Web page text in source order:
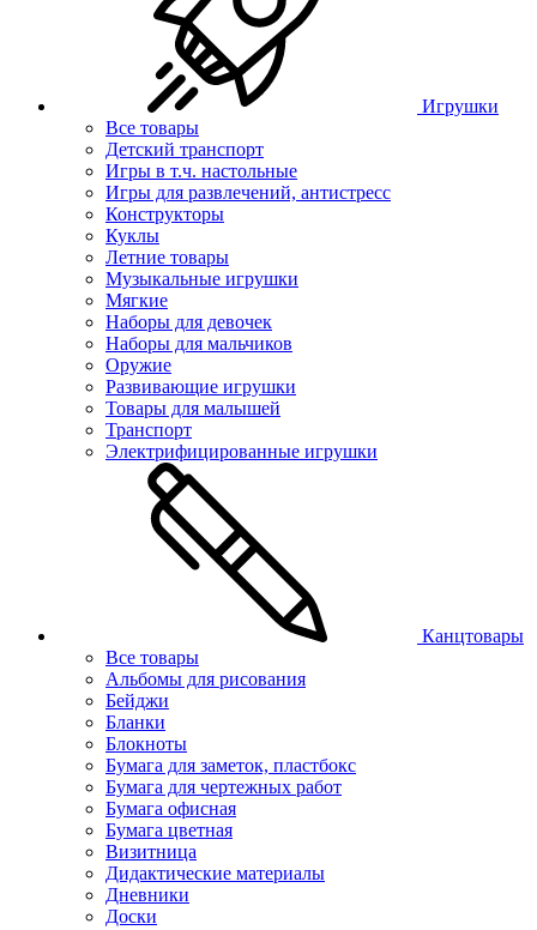
Игрушки
Все товары
Детский транспорт
Игры в т.ч. настольные
Игры для развлечений, антистресс
Конструкторы
Куклы
Летние товары
Музыкальные игрушки
Мягкие
Наборы для девочек
Наборы для мальчиков
Оружие
Развивающие игрушки
Товары для малышей
Транспорт
Электрифицированные игрушки
Канцтовары
Все товары
Альбомы для рисования
Бейджи
Бланки
Блокноты
Бумага для заметок, пластбокс
Бумага для чертежных работ
Бумага офисная
Бумага цветная
Визитница
Дидактические материалы
Дневники
Доски